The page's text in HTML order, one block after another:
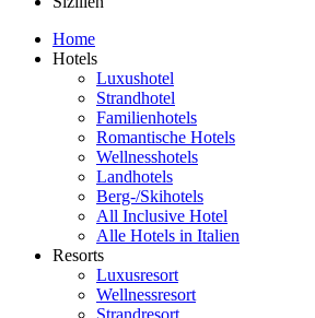
Home
Hotels
Luxushotel
Strandhotel
Familienhotels
Romantische Hotels
Wellnesshotels
Landhotels
Berg-/Skihotels
All Inclusive Hotel
Alle Hotels in Italien
Resorts
Luxusresort
Wellnessresort
Strandresort